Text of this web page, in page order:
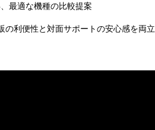
最適な機種の比較提案
の利便性と対面サポートの安心感を両立